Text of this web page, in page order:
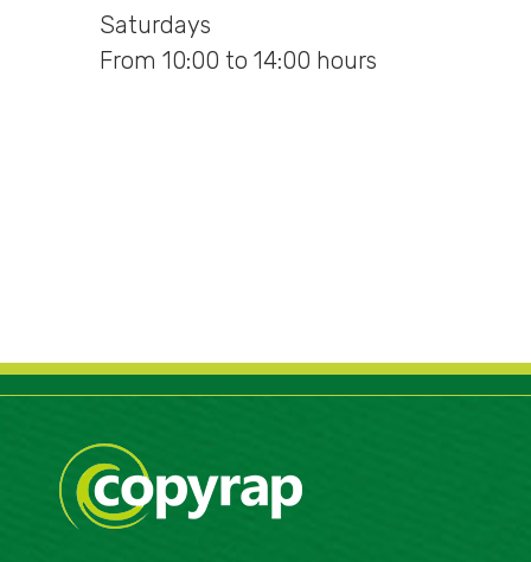
Saturdays
From 10:00 to 14:00 hours
desaparecerán
ver contenido y